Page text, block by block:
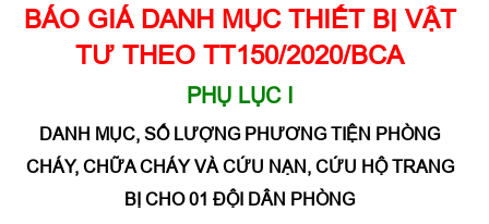
BÁO GIÁ DANH MỤC THIẾT BỊ VẬT
TƯ THEO TT150/2020/BCA
PHỤ LỤC I
DANH MỤC, SỐ LƯỢNG PHƯƠNG TIỆN PHÒNG
CHÁY, CHỮA CHÁY VÀ CỨU NẠN, CỨU HỘ TRANG
BỊ CHO 01 ĐỘI DÂN PHÒNG